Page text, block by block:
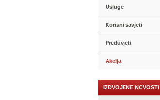
Usluge
Korisni savjeti
Preduvjeti
Akcija
IZDVOJENE NOVOSTI